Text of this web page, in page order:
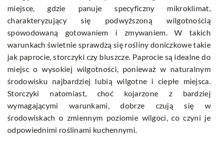
miejsce, gdzie panuje specyficzny mikroklimat,
charakteryzujący się podwyższoną wilgotnością
spowodowaną gotowaniem i zmywaniem. W takich
warunkach świetnie sprawdzą się rośliny doniczkowe takie
jak paprocie, storczyki czy bluszcze. Paprocie są idealne do
miejsc o wysokiej wilgotności, ponieważ w naturalnym
środowisku najbardziej lubią wilgotne i ciepłe miejsca.
Storczyki natomiast, choć kojarzone z bardziej
wymagającymi warunkami, dobrze czują się w
środowiskach o zmiennym poziomie wilgoci, co czyni je
odpowiednimi roślinami kuchennymi.